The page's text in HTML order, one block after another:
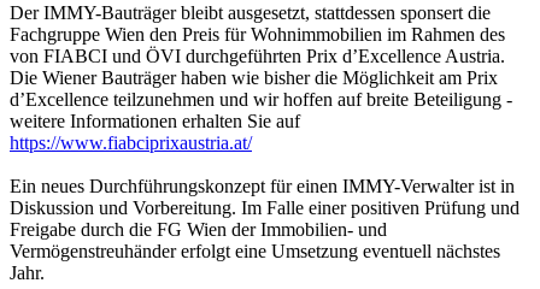
Der IMMY-Bauträger bleibt ausgesetzt, stattdessen sponsert die
Fachgruppe Wien den Preis für Wohnimmobilien im Rahmen des
von FIABCI und ÖVI durchgeführten Prix d’Excellence Austria.
Die Wiener Bauträger haben wie bisher die Möglichkeit am Prix
d’Excellence teilzunehmen und wir hoffen auf breite Beteiligung -
weitere Informationen erhalten Sie auf
https://www.fiabciprixaustria.at/
Ein neues Durchführungskonzept für einen IMMY-Verwalter ist in
Diskussion und Vorbereitung. Im Falle einer positiven Prüfung und
Freigabe durch die FG Wien der Immobilien- und
Vermögenstreuhänder erfolgt eine Umsetzung eventuell nächstes
Jahr.